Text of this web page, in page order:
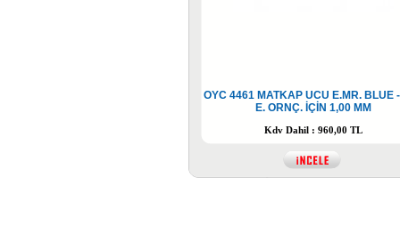
OYC 4461 MATKAP UCU E.MR. BLUE
E. ORNÇ. İÇİN 1,00 MM
Kdv Dahil : 960,00 TL